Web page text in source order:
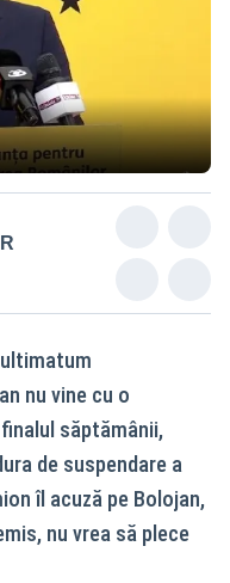
nu vine cu o
săptămânii,
de suspendare a
îl acuză pe Bolojan,
nu vrea să plece